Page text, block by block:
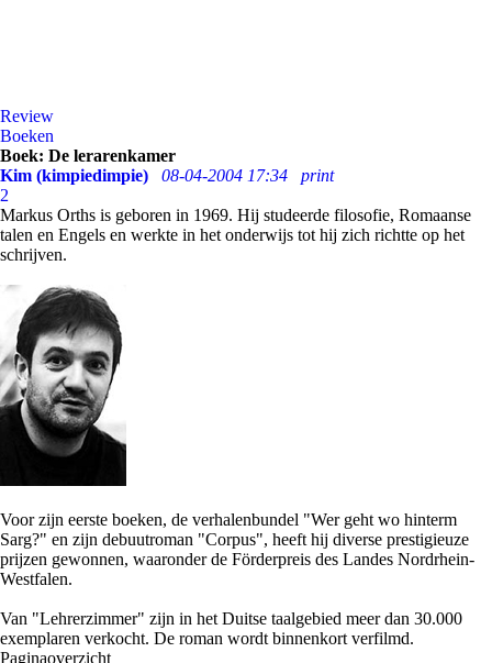
Review
Boeken
Boek: De lerarenkamer
Kim (kimpiedimpie)
08-04-2004 17:34
print
2
Markus Orths is geboren in 1969. Hij studeerde filosofie, Romaanse
talen en Engels en werkte in het onderwijs tot hij zich richtte op het
schrijven.
Voor zijn eerste boeken, de verhalenbundel "Wer geht wo hinterm
Sarg?" en zijn debuutroman "Corpus", heeft hij diverse prestigieuze
prijzen gewonnen, waaronder de Förderpreis des Landes Nordrhein-
Westfalen.
Van "Lehrerzimmer" zijn in het Duitse taalgebied meer dan 30.000
exemplaren verkocht. De roman wordt binnenkort verfilmd.
Paginaoverzicht